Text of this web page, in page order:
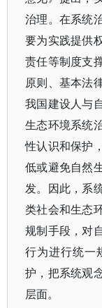
治理。在系统
要为实践提供
责任等制度支
原则、基本法
我国建设人与
生态环境系统
性认识和保护
低或避免自然
发。因此，系
类社会和生态
规制手段，对
行为进行统一
护，把系统观
层面。